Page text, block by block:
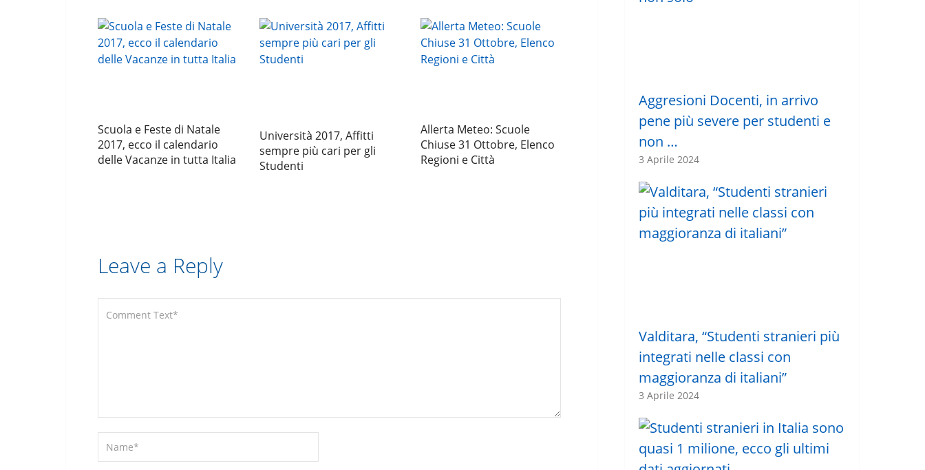
Scuola e Feste di Natale
2017, ecco il calendario
delle Vacanze in tutta Italia
Università 2017, Affitti
sempre più cari per gli
Studenti
Allerta Meteo: Scuole
Chiuse 31 Ottobre, Elenco
Regioni e Città
Leave a Reply
Aggresioni Docenti, in arrivo
pene più severe per studenti e
non …
3 Aprile 2024
Valditara, “Studenti stranieri più
integrati nelle classi con
maggioranza di italiani”
3 Aprile 2024